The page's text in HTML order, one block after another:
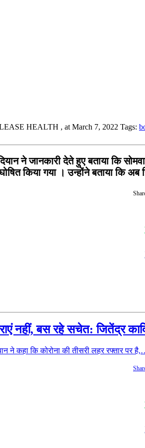
HEALTH , at March 7, 2022 Tags:
ने जानकारी देते हुए बताया कि
किया गया । उन्होंने बताया कि
नहीं, बस रहे सचेत: जितेंद्र
ने कहा कि कोरोना की तीसरी लहर रफ्तार पर